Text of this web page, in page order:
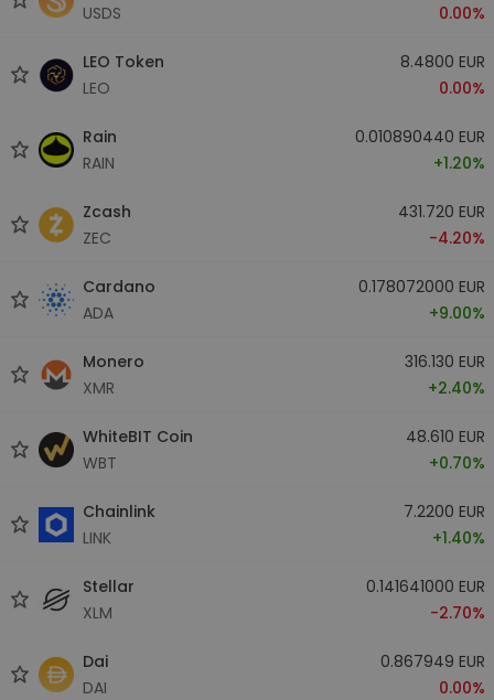
USDS
0.00%
LEO Token
LEO
8.4800 EUR
0.00%
Rain
RAIN
0.010890440 EUR
+1.20%
Zcash
ZEC
431.720 EUR
-4.20%
Cardano
ADA
0.178072000 EUR
+9.00%
Monero
XMR
316.130 EUR
+2.40%
WhiteBIT Coin
WBT
48.610 EUR
+0.70%
Chainlink
LINK
7.2200 EUR
+1.40%
Stellar
XLM
0.141641000 EUR
-2.70%
Dai
DAI
0.867949 EUR
0.00%